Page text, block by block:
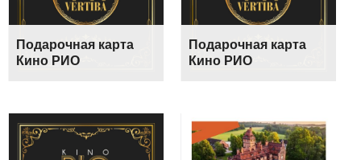
Подарочная карта
Кино РИО
Подарочная карта
Кино РИО